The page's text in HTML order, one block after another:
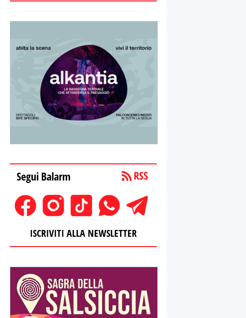
Segui Balarm
ISCRIVITI ALLA NEWSLETTER